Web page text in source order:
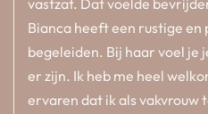
vastzat. Dat voelde
Bianca heeft een rustige
begeleiden. Bij haar voel je
er zijn. Ik heb me heel
ervaren dat ik als vakvrouw